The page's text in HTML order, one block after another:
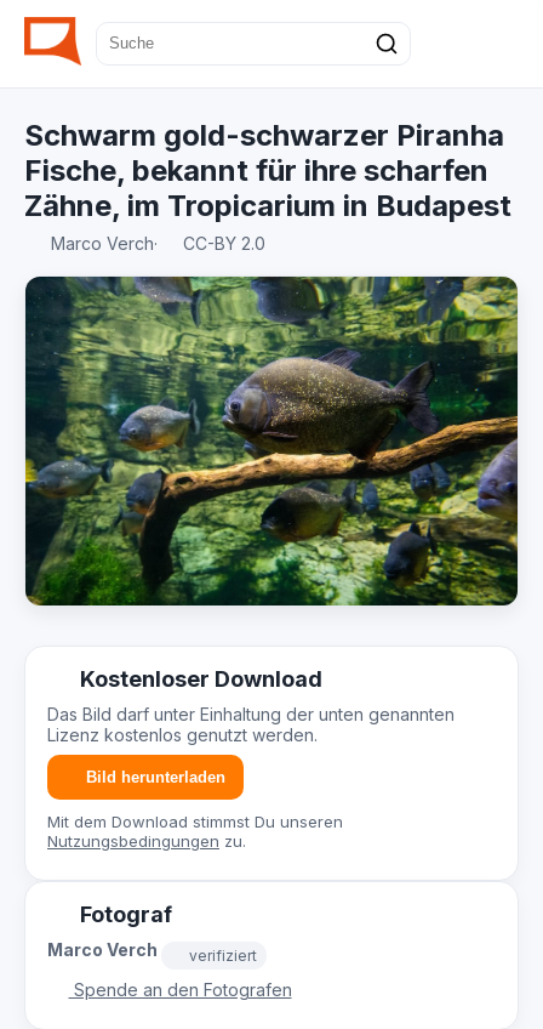
Schwarm gold-schwarzer Piranha
Fische, bekannt für ihre scharfen
Zähne, im Tropicarium in Budapest
Marco Verch· CC-BY 2.0
Kostenloser Download
Das Bild darf unter Einhaltung der unten genannten
Lizenz kostenlos genutzt werden.
Bild herunterladen
Mit dem Download stimmst Du unseren
Nutzungsbedingungen zu.
Fotograf
Marco Verch verifiziert
Spende an den Fotografen